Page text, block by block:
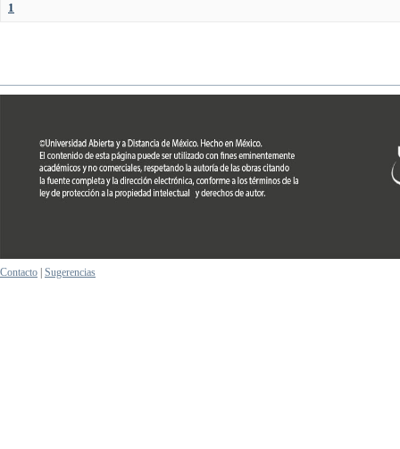
1
Contacto Sugerencias